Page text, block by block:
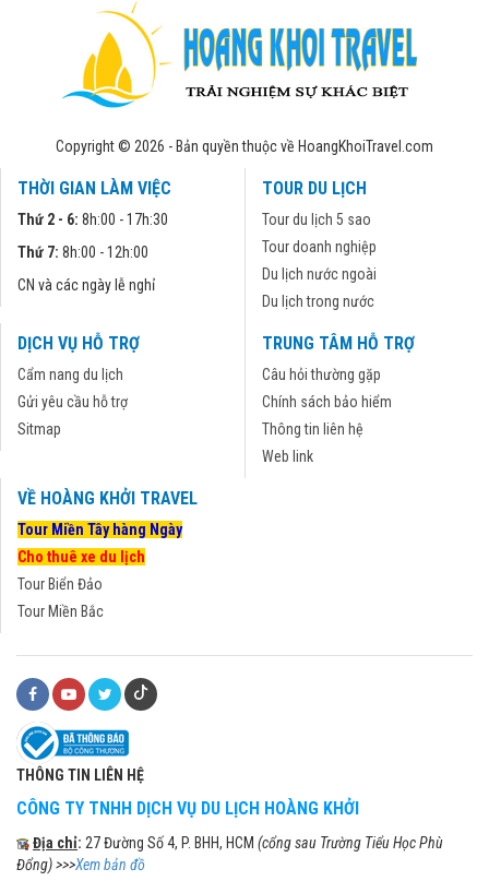
Copyright © 2026 - Bản quyền thuộc về HoangKhoiTravel.com
THỜI GIAN LÀM VIỆC
Thứ 2 - 6: 8h:00 - 17h:30
Thứ 7: 8h:00 - 12h:00
CN và các ngày lễ nghỉ
TOUR DU LỊCH
Tour du lịch 5 sao
Tour doanh nghiệp
Du lịch nước ngoài
Du lịch trong nước
DỊCH VỤ HỖ TRỢ
Cẩm nang du lịch
Gửi yêu cầu hỗ trợ
Sitmap
TRUNG TÂM HỖ TRỢ
Câu hỏi thường gặp
Chính sách bảo hiểm
Thông tin liên hệ
Web link
VỀ HOÀNG KHỞI TRAVEL
Tour Miền Tây hàng Ngày
Cho thuê xe du lịch
Tour Biển Đảo
Tour Miền Bắc
THÔNG TIN LIÊN HỆ
CÔNG TY TNHH DỊCH VỤ DU LỊCH HOÀNG KHỞI
Địa chỉ: 27 Đường Số 4, P. BHH, HCM (cổng sau Trường Tiểu Học Phù
Đổng) >>>Xem bản đồ